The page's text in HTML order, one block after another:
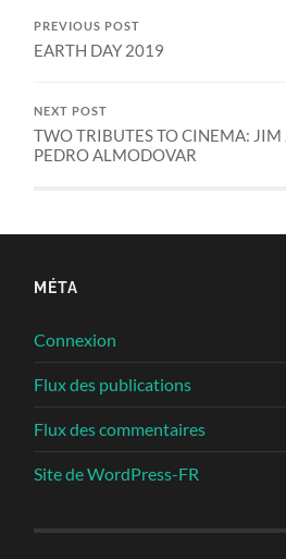
PREVIOUS POST
EARTH DAY 2019
NEXT POST
TWO TRIBUTES TO CINEMA:
PEDRO ALMODOVAR
MÉTA
Connexion
Flux des publications
Flux des commentaires
Site de WordPress-FR